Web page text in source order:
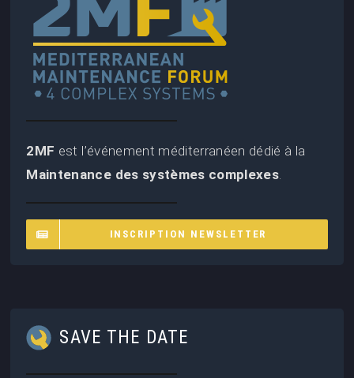
2MF est l’événement méditerranéen dédié à la
Maintenance des systèmes complexes.
INSCRIPTION NEWSLETTER
SAVE THE DATE